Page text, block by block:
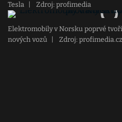
Tesla Zdroj: profimedia
Elektromobily v Norsku poprvé
nových vozů
Zdroj: profimedia.cz